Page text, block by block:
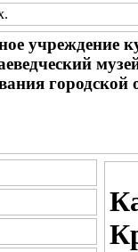
.
учреждение